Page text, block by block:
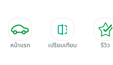
หน้าแรก เปรียบเทียบ รีวิว